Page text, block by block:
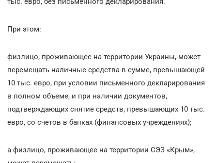
При этом:
физлицо, проживающее на территории Украины, может
перемещать наличные средства в сумме, превышающей
10 тыс. евро, при условии письменного декларирования
в полном объеме, и при наличии документов,
подтверждающих снятие средств, превышающих 10 тыс.
евро, со счетов в банках (финансовых учреждениях);
а физлицо, проживающее на территории СЭЗ «Крым»,